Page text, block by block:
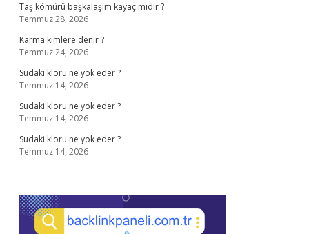
Taş kömürü başkalaşım kayaç mıdır ?
Temmuz 28, 2026
Karma kimlere denir ?
Temmuz 24, 2026
Sudaki kloru ne yok eder ?
Temmuz 14, 2026
Sudaki kloru ne yok eder ?
Temmuz 14, 2026
Sudaki kloru ne yok eder ?
Temmuz 14, 2026